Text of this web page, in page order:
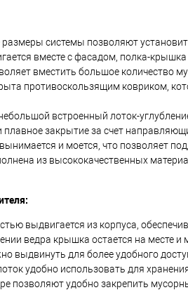
системы позволяют
вместе с фасадом, полка-
вместить большое количество
противоскользящим ковриком,
встроенный лоток-
плавное закрытие за счет
и моется, что позволяет
из высококачественных
выдвигается из корпуса,
ведра крышка остается на месте
выдвинуть для более удобного
удобно использовать для
позволяют удобно закрепить